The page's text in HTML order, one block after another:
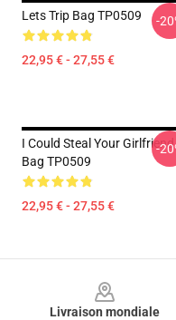
Lets Trip Bag TP0509
22,95 € - 27,55 €
-
I Could Steal Your Girlfriend
Bag TP0509
22,95 € - 27,55 €
-
Livraison mondiale